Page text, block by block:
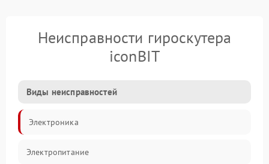
Неисправности гироскутера
iconBIT
Виды неисправностей
Электроника
Электропитание